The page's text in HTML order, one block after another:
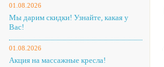
01.08.2026
Мы дарим скидки! Узнайте, какая у
Вас!
01.08.2026
Акция на массажные кресла!